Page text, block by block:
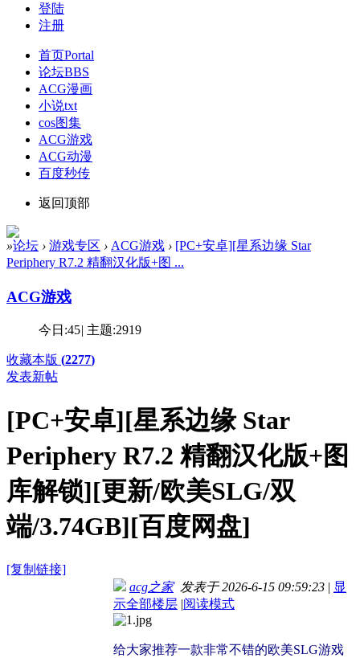
登陆
注册
首页Portal
论坛BBS
ACG漫画
小说txt
cos图集
ACG游戏
ACG动漫
百度秒传
返回顶部
»论坛 › 游戏专区 › ACG游戏 › [PC+安卓][星系边缘 Star
Periphery R7.2 精翻汉化版+图 ...
ACG游戏
今日:45| 主题:2919
收藏本版 (2277)
发表新帖
[PC+安卓][星系边缘 Star
Periphery R7.2 精翻汉化版+图
库解锁][更新/欧美SLG/双
端/3.74GB][百度网盘]
[复制链接]
acg之家发表于 2026-6-15 09:59:23 | 显
示全部楼层 |阅读模式
给大家推荐一款非常不错的欧美SLG游戏